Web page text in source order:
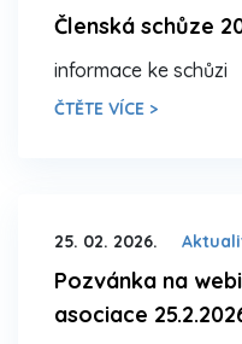
Členská schůze
informace ke schůzi
ČTĚTE VÍCE >
25. 02. 2026.
Pozvánka na
asociace